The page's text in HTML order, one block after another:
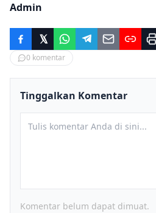
Admin
0 komentar
Tinggalkan Komentar
Komentar belum dapat dimuat.